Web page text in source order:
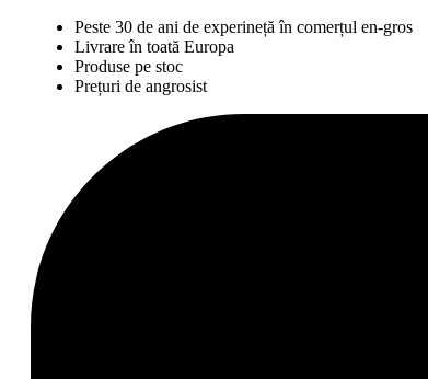
Peste 30 de ani de experineță în comerțul en-gros
Livrare în toată Europa
Produse pe stoc
Prețuri de angrosist